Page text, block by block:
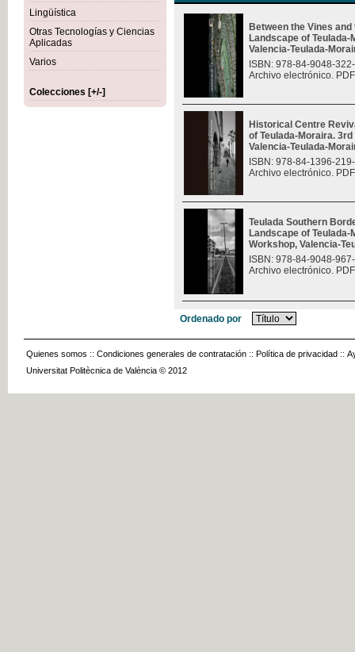
Lingüística
Otras Tecnologías y Ciencias
Aplicadas
Varios
Colecciones [+/-]
Between the Vines
Landscape of
Valencia-Teulada-
ISBN: 978-84-9048-
Archivo electrónico.
Historical Centre
of Teulada-Moraira.
Valencia-Teulada-
ISBN: 978-84-1396-
Archivo electrónico.
Teulada Southern
Landscape of
Workshop, Valencia-
ISBN: 978-84-9048-
Archivo electrónico.
Ordenado por
Quienes somos :: Condiciones generales de contratación :: Política de privacidad ::
Universitat Politècnica de València © 2012